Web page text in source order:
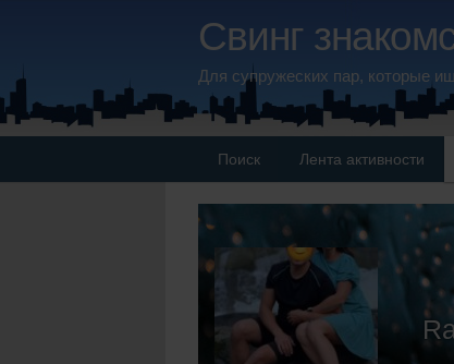
Свинг
Для супружеских пар, которые
Поиск Лента активности